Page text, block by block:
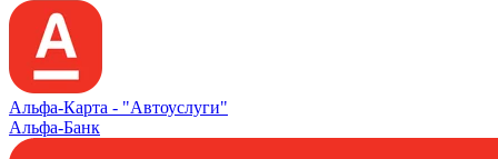
Альфа‑Карта - "Автоуслуги"
Альфа-Банк